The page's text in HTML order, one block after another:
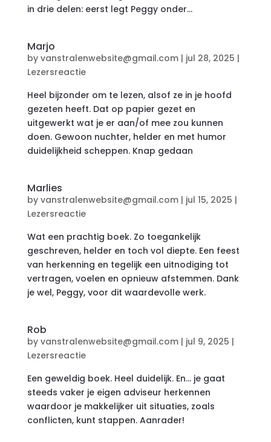
in drie delen: eerst legt Peggy onder...
Marjo
by vanstralenwebsite@gmail.com| jul 28, 2025 |
Lezersreactie
Heel bijzonder om te lezen, alsof ze in je hoofd
gezeten heeft. Dat op papier gezet en
uitgewerkt wat je er aan/of mee zou kunnen
doen. Gewoon nuchter, helder en met humor
duidelijkheid scheppen. Knap gedaan
Marlies
by vanstralenwebsite@gmail.com| jul 15, 2025 |
Lezersreactie
Wat een prachtig boek. Zo toegankelijk
geschreven, helder en toch vol diepte. Een feest
van herkenning en tegelijk een uitnodiging tot
vertragen, voelen en opnieuw afstemmen. Dank
je wel, Peggy, voor dit waardevolle werk.
Rob
by vanstralenwebsite@gmail.com| jul 9, 2025 |
Lezersreactie
Een geweldig boek. Heel duidelijk. En… je gaat
steeds vaker je eigen adviseur herkennen
waardoor je makkelijker uit situaties, zoals
conflicten, kunt stappen. Aanrader!